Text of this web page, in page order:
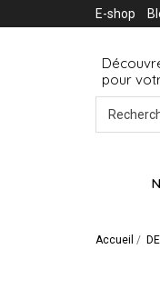
E-shop
pour
Accueil